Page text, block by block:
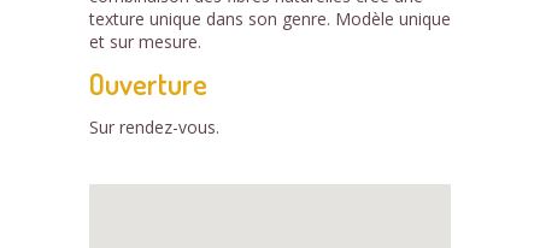
texture unique dans son genre. Modèle unique
et sur mesure.
Ouverture
Sur rendez-vous.